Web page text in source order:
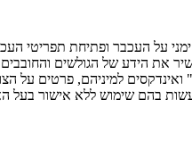
על העכבר ופתיחת תפריטי
הידע של הגולשים והחובבים.
ואינדקסים למיניהם, פרטים על